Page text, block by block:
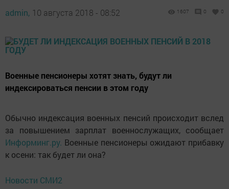
admin, 10 августа 2018 - 08:52 1607 0 0
Военные пенсионеры хотят знать, будут ли
индексироваться пенсии в этом году
Обычно индексация военных пенсий происходит вслед
за повышением зарплат военнослужащих, сообщает
Информинг.ру. Военные пенсионеры ожидают прибавку
к осени: так будет ли она?
Новости СМИ2